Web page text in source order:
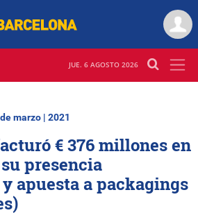
JUE. 6 AGOSTO 2026
marzo | 2021
€ 376 millones en
presencia
apuesta a packagings